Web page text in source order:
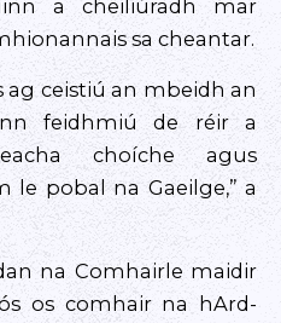
a cheiliúradh mar
sa cheantar.
ag ceistiú an mbeidh an
feidhmiú de réir a
choíche agus
pobal na Gaeilge,” a
na Comhairle maidir
os comhair na hArd-